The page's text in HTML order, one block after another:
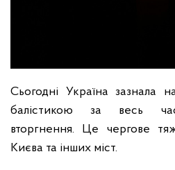
Сьогодні Україна зазнала
балістикою за весь
вторгнення. Це чергове
Києва та інших міст.